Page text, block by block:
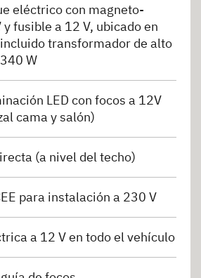
eléctrico con magneto-
fusible a 12 V, ubicado en
transformador de alto
W
LED con focos a 12V
cama y salón)
(a nivel del techo)
para instalación a 230 V
a 12 V en todo el vehículo